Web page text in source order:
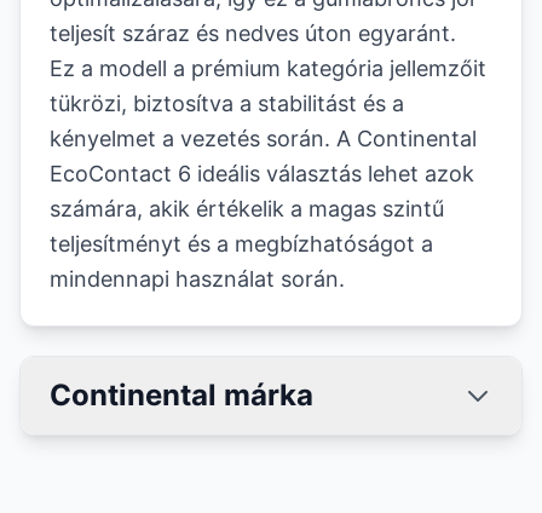
teljesít száraz és nedves úton egyaránt.
Ez a modell a prémium kategória jellemzőit
tükrözi, biztosítva a stabilitást és a
kényelmet a vezetés során. A Continental
EcoContact 6 ideális választás lehet azok
számára, akik értékelik a magas szintű
teljesítményt és a megbízhatóságot a
mindennapi használat során.
Continental márka